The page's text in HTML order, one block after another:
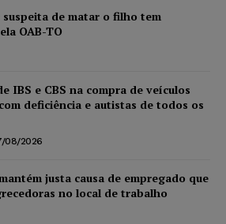
de matar o filho tem
OAB-TO
IBS e CBS na compra de veículos
deficiência e autistas de todos os
08/2026
justa causa de empregado que
no local de trabalho